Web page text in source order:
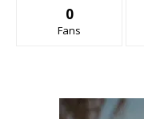
0
Fans